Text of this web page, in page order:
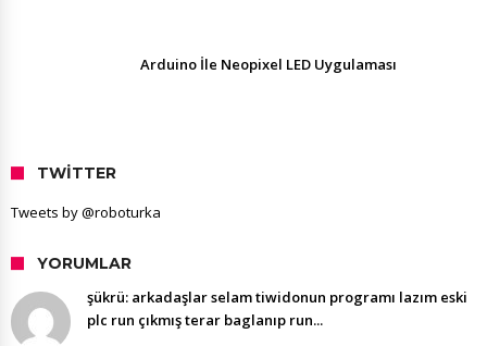
Arduino İle Neopixel LED Uygulaması
TWITTER
Tweets by @roboturka
YORUMLAR
şükrü: arkadaşlar selam tiwidonun programı lazım eski
plc run çıkmış terar baglanıp run...